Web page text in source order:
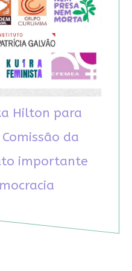
Hilton para
da
importante